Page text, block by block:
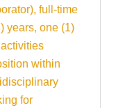
full-time
years, one (1)
within
for